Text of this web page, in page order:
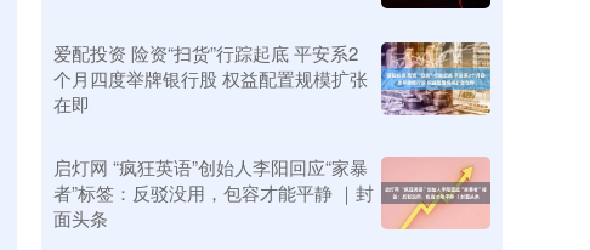
爱配投资 险资“扫货”行踪起底 平安系2
个月四度举牌银行股 权益配置规模扩张
在即
启灯网 “疯狂英语”创始人李阳回应“家暴
者”标签：反驳没用，包容才能平静 ｜封
面头条